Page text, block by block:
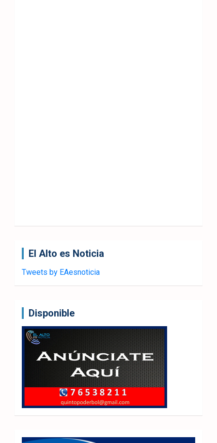
El Alto es Noticia
Tweets by EAesnoticia
Disponible